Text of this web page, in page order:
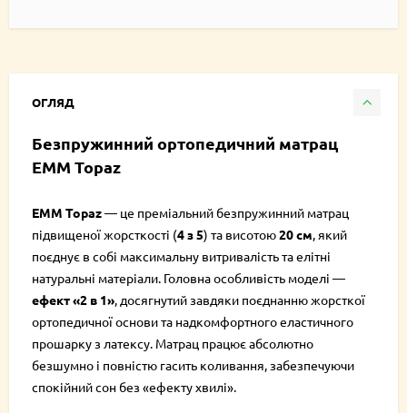
ОГЛЯД
Безпружинний ортопедичний матрац
EMM Topaz
EMM Topaz— це преміальний безпружинний матрац
підвищеної жорсткості (4 з 5) та висотою20 см, який
поєднує в собі максимальну витривалість та елітні
натуральні матеріали. Головна особливість моделі —
ефект «2 в 1», досягнутий завдяки поєднанню жорсткої
ортопедичної основи та надкомфортного еластичного
прошарку з латексу. Матрац працює абсолютно
безшумно і повністю гасить коливання, забезпечуючи
спокійний сон без «ефекту хвилі».